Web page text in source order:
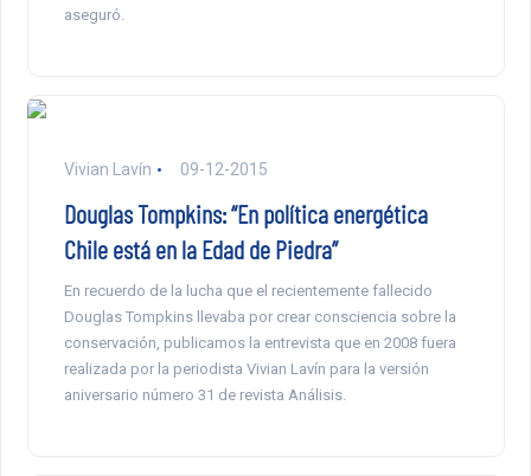
aseguró.
Vivian Lavín 09-12-2015
Douglas Tompkins: “En política energética
Chile está en la Edad de Piedra”
En recuerdo de la lucha que el recientemente fallecido
Douglas Tompkins llevaba por crear consciencia sobre la
conservación, publicamos la entrevista que en 2008 fuera
realizada por la periodista Vivian Lavín para la versión
aniversario número 31 de revista Análisis.